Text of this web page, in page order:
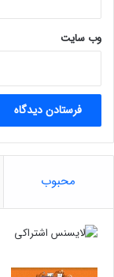
وب‌ سایت
محبوب